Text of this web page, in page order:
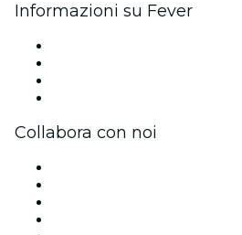
Informazioni su Fever
Collabora con noi